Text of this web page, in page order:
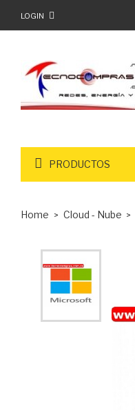
LOGIN
PRODUCTOS
Home Cloud - Nube